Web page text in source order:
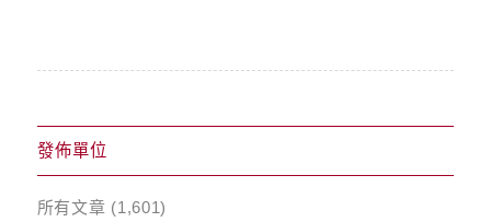
發佈單位
所有文章 (1,601)